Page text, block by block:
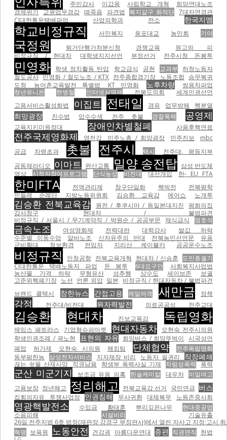
주민감사 이갑용 사립학교 개혁
희망연대노조
경제위기 교원업무경감 떼죽음 파견법 복지갈구 화적단 7대자연경관
CJ대한통운택배파업
산업의학과 전소 한국지엠
학교비정규직 서민복지 웅포대교 농민회 기아
국정원 퇴거단행가처분신청 경쟁교육
원고와 피
비정규직 / 현대차
대학생지지선언 부정선거 전주시청 돈봉투
민영화 학생 정치활동 탄압 학교급식 공현 교과부 하청노동자
철도공사 민영화 / 철도노조 / KTX 전주종합경기장 노동조합 승무복귀
도청
농어촌교육발전 특별법 KT 민영화 노후차량
쌍용차파업
청년유니온
현병철 인터넷실명제 전북도의회
세계인권선언
고용서비스활성화법
이집트 전태일 경유 업무방해 핵분열
희망광장 친수법 압수수색 전주 촛불 경찰폭력 공영제
교육지키미원정대 장애인차별철폐 사용후핵연료
전주국제영화제 영전강 민주노총 / 희망광장 민주진보
mbc
공급
차령초과 촛불 전주시 택시
전주대. 평등지부
공동체라디오 이마트 완산교통 밀양 송전탑 삼성 반도체
영상
시청자참여프로그램 단식농성 비전대 대선개입 한- EU FTA
한미FTA 전액관리제 창구단일화 핵박전
전북평학
민들레 순례단
지방노동위원회 김승환 교육감 에어쇼 노개투
김승환 전북교육감 원전 / 후쿠시마 / 동일본대지진
평화의집
감사청구
현대차 / 불법파견
비정규직 / 서울시 / 무기계약직 / 박원순 / 공공부문
채식급식 염호석
금속노조 여성영화제 전력대란 대학강사
쌀값 하락
수준별 이동수업
알바노조 신자유주의 반대 전북농민선언문
유용
군비확대
청보환경 전임자 지리산 케이블카 공공운수노조
비정규직 인청공항 전북교육개혁 현대차 / 신승훈 도민총궐기
CJ대한통운 택배노동자 파업
돈 봉투 6대요구안
사회복지사업법
농산물 가격 하락
무형유산 성추행 상수도 세이브존
보궐
고준위핵폐기장 노선 언론 외압 일본 비정규직 / 현대자동차 / 불법파견
브랜드 콜택시
참한뉴스 간접고용 제일여객 새만금 정책
강정 전주대/비전대 원자력발전 의료공공성 전주교대
김승환 현대차 진보교육감 독립영화
제임스 페트라스 기업형슈퍼마켓 현대자동차
오현숙 전주시의원
학생인권조례 / 곽노현
표현의 자유 희망버스 / 희망뚜벅이
시국성언
폐업
허가제 오현숙 시의원 해킹팀 단체협약
전주독립영화
동부팜한농
삼성전자서비스 지자체장 비리 노동자 쉴권리 직장폐쇄
끊는 쇳물 산재사망 직권남용 학생부 폭력사실 기재 자림성폭력 폭력
군산 미군기지 보조금 유용 의혹 한솔케미칼 대우차
이일여고
고용보장 정년해고 정리해고 전북교육감 선거 국민연금 버스
집회의자유 투쟁사업장 인권침해 무사귀환 대체복무 노동존중사회
영광핵발전소 수입금 황태훈 뿌리깊은나무
현대중공업
소음피해
시설비리
기술유출
26일 전주지법 6호 법정(재판장 강경구 부장판사)에서 열린 자사고 지정·고시
혁명 보육원 노동안전 건강권 아름다운연대 종편 직권면직
헌법